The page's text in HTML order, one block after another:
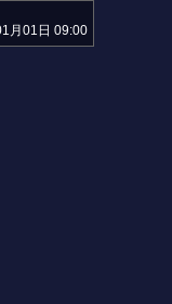
月01日 09:00